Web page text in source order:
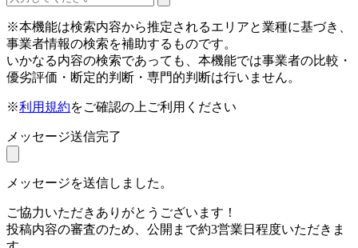
※本機能は検索内容から推定されるエリアと業種に基づき、
事業者情報の検索を補助するものです。
いかなる内容の検索であっても、本機能では事業者の比較・
優劣評価・断定的判断・専門的判断は行いません。
※利用規約をご確認の上ご利用ください
メッセージ送信完了
メッセージを送信しました。
ご協力いただきありがとうございます！
投稿内容の審査のため、公開まで約3営業日程度いただきま